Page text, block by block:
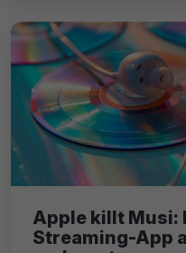
Apple killt Musi:
Streaming-App